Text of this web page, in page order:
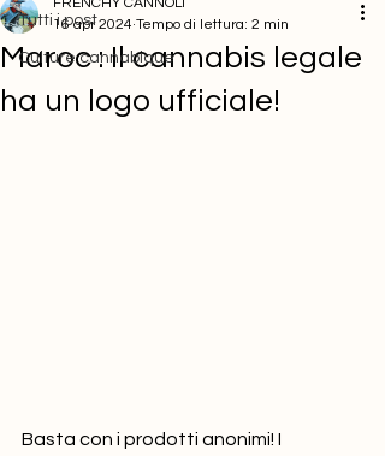
Tutti i post
Culture cannabique
Maroc : Il cannabis legale
ha un logo ufficiale!
16 apr 2024 Tempo di lettura: 2 min
Basta con i prodotti anonimi! I